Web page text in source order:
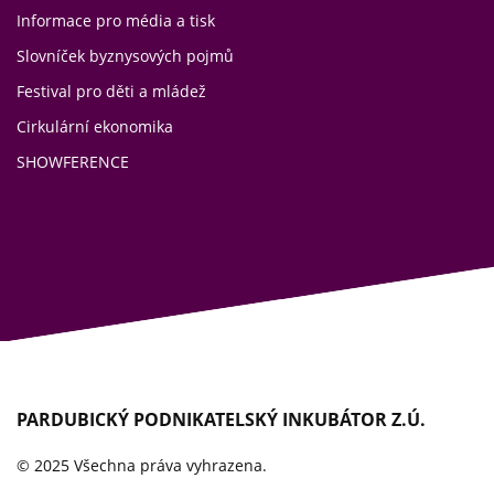
Informace pro média a tisk
Slovníček byznysových pojmů
Festival pro děti a mládež
Cirkulární ekonomika
SHOWFERENCE
PARDUBICKÝ PODNIKATELSKÝ INKUBÁTOR Z.Ú.
© 2025 Všechna práva vyhrazena.